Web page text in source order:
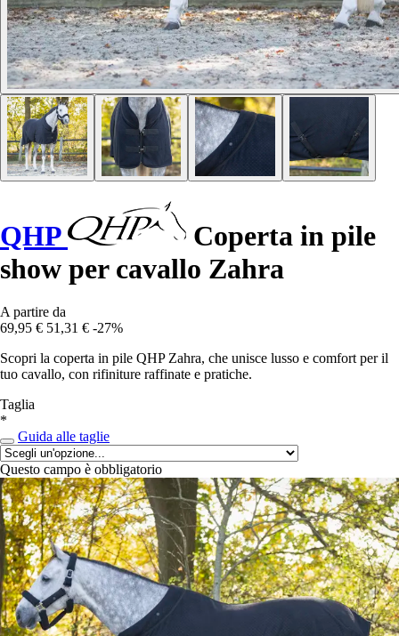
QHP
Coperta in pile
show per cavallo Zahra
A partire da
69,95 € 51,31 € -27%
Scopri la coperta in pile QHP Zahra, che unisce lusso e comfort per il
tuo cavallo, con rifiniture raffinate e pratiche.
Taglia
*
Guida alle taglie
Questo campo è obbligatorio